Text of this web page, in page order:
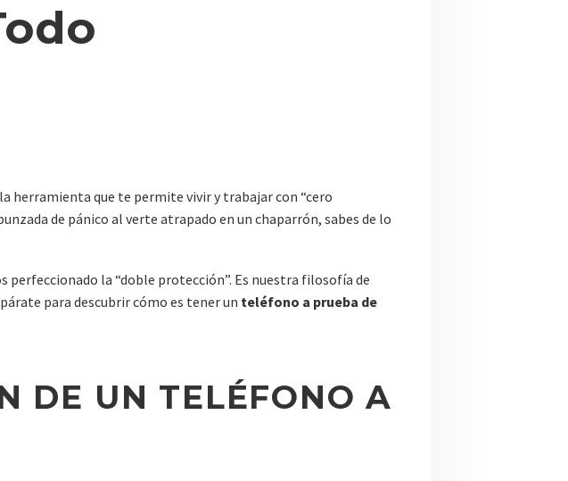
herramienta que te permite vivir y trabajar con “cero
de pánico al verte atrapado en un chaparrón, sabes de lo
perfeccionado la “doble protección”. Es nuestra filosofía de
para descubrir cómo es tener un teléfono a prueba de
DE UN TELÉFONO A